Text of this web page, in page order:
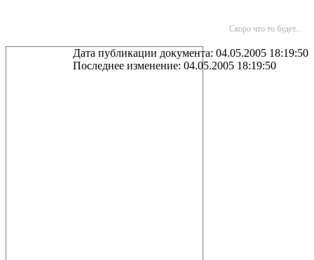
Скоро что то будет...
Дата публикации документа: 04.05.2005 18:19:50
Последнее изменение: 04.05.2005 18:19:50